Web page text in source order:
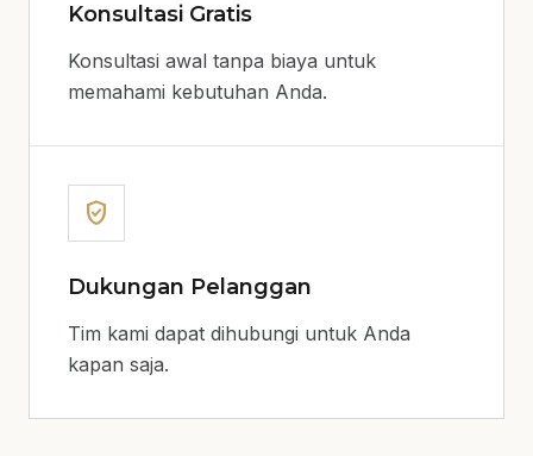
Konsultasi Gratis
Konsultasi awal tanpa biaya untuk
memahami kebutuhan Anda.
verified_user
Dukungan Pelanggan
Tim kami dapat dihubungi untuk Anda
kapan saja.